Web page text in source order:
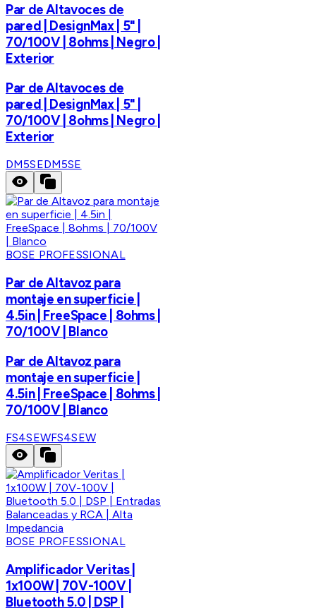
Par de Altavoces de
pared | DesignMax | 5" |
70/100V | 8ohms | Negro |
Exterior
Par de Altavoces de
pared | DesignMax | 5" |
70/100V | 8ohms | Negro |
Exterior
DM5SEDM5SE
BOSE PROFESSIONAL
Par de Altavoz para
montaje en superficie |
4.5in | FreeSpace | 8ohms |
70/100V | Blanco
Par de Altavoz para
montaje en superficie |
4.5in | FreeSpace | 8ohms |
70/100V | Blanco
FS4SEWFS4SEW
BOSE PROFESSIONAL
Amplificador Veritas |
1x100W | 70V-100V |
Bluetooth 5.0 | DSP |